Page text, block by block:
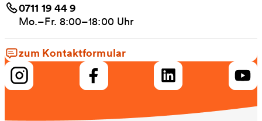
0711 19 44 9
Mo.–Fr. 8:00–18:00 Uhr
zum Kontaktformular